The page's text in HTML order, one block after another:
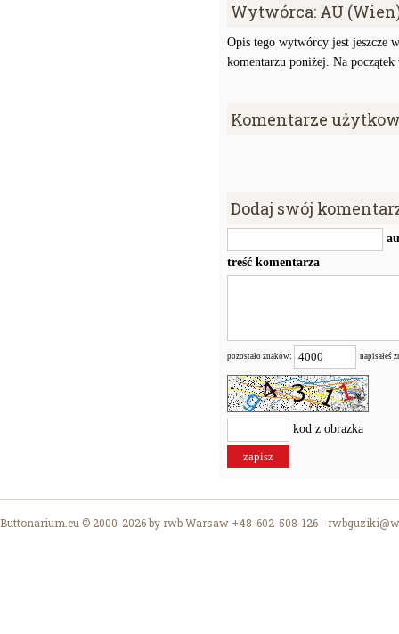
Wytwórca: AU
Opis tego wytwórcy jest jeszcze
komentarzu poniżej. Na
Komentarze
Dodaj swój
treść komentarza
pozostało znaków: napisałeś
kod z obrazka
Buttonarium.eu © 2000-2026 by rwb Warsaw +48-602-508-126 -